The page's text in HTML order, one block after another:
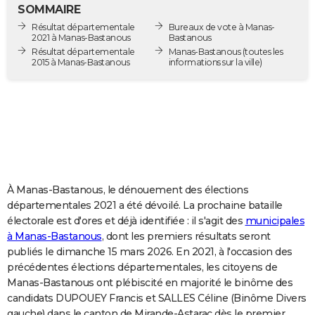
Destinations
City break
Voyage nature
Voyage de noces
Forum
Climat
GUIDES D'ACHAT
COPAINS D'AVANT
S'inscrire
Se connecter
Lycées
Collèges
Primaires
Universités
Entreprises
Service militaire
Avis de recherche
AVIS DE DÉCÈS
FORUM
Bricolage
Lifestyle
Culture
Sport
Auto
Television
Voyage
Cinema
SOMMAIRE
Résultat départementale
2021 à Manas-Bastanous
Résultat départementale
2015 à Manas-Bastanous
Bureaux de vote à Manas-
Bastanous
Manas-Bastanous(toutes les
informations sur la ville)
À Manas-Bastanous, le dénouement des élections
départementales 2021 a été dévoilé. La prochaine bataille
électorale est d'ores et déjà identifiée : il s'agit des municipales
à Manas-Bastanous, dont les premiers résultats seront
publiés le dimanche 15 mars 2026. En 2021, à l'occasion des
précédentes élections départementales, les citoyens de
Manas-Bastanous ont plébiscité en majorité le binôme des
candidats DUPOUEY Francis et SALLES Céline (Binôme Divers